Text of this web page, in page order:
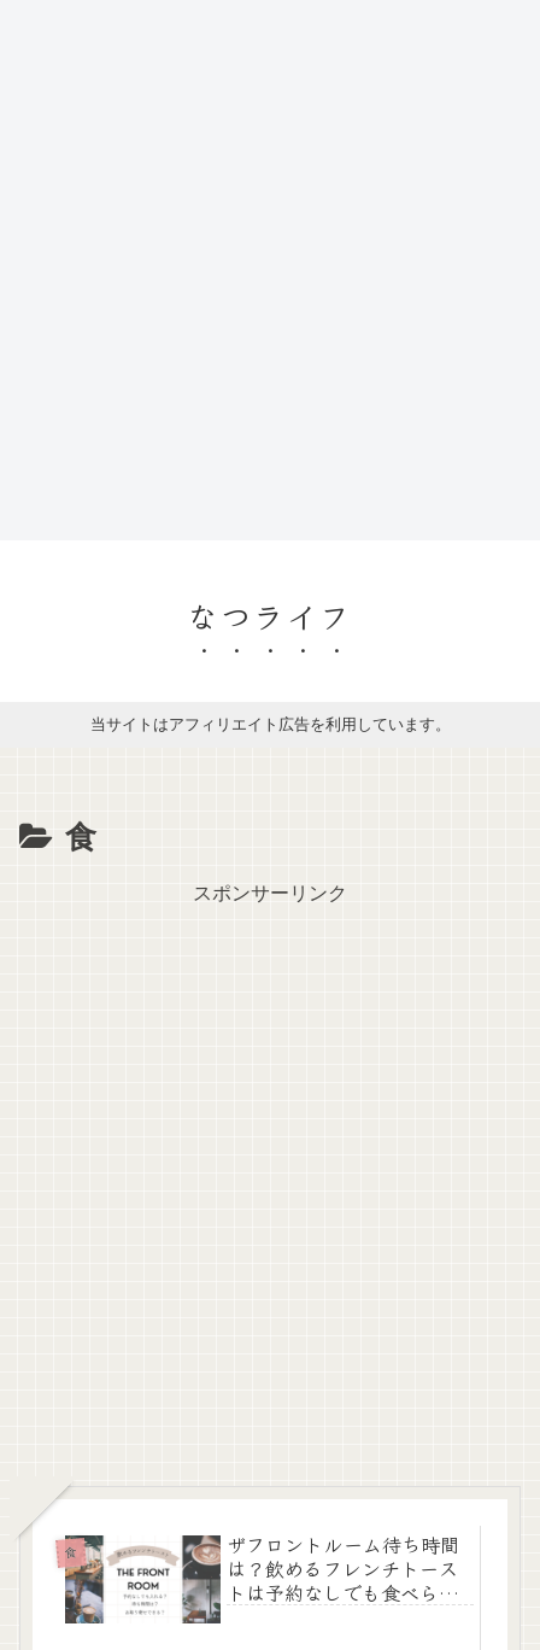
なつライフ
当サイトはアフィリエイト広告を利用しています。
食
スポンサーリンク
食
ザフロントルーム待ち時間
は？飲めるフレンチトース
トは予約なしでも食べられ